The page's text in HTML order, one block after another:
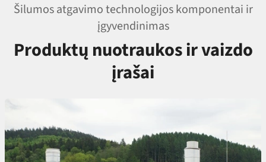
Šilumos atgavimo technologijos komponentai ir
įgyvendinimas
Produktų nuotraukos ir vaizdo
įrašai